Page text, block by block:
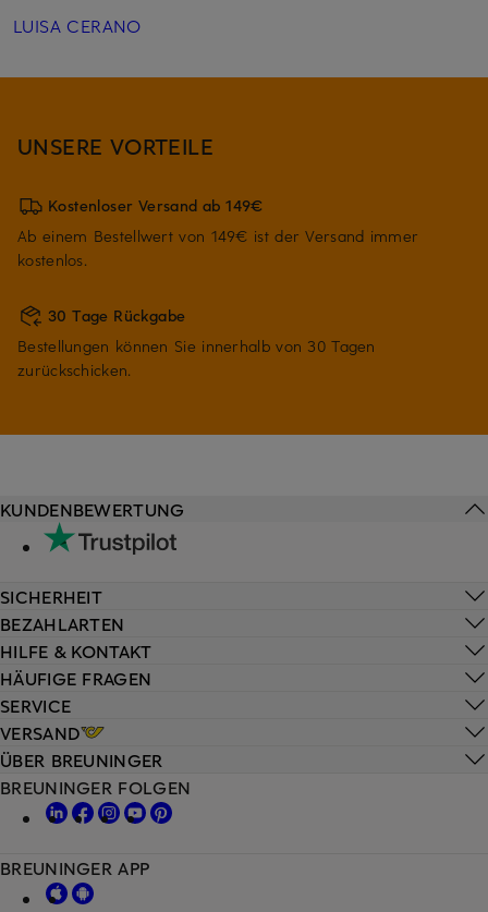
LUISA CERANO
UNSERE VORTEILE
Kostenloser Versand ab 149€
Ab einem Bestellwert von 149€ ist der Versand immer
kostenlos.
30 Tage Rückgabe
Bestellungen können Sie innerhalb von 30 Tagen
zurückschicken.
HILFE & KONTAKT
HÄUFIGE FRAGEN
SERVICE
VERSAND
KUNDENBEWERTUNG
SICHERHEIT
BEZAHLARTEN
ÜBER BREUNINGER
BREUNINGER FOLGEN
BREUNINGER APP